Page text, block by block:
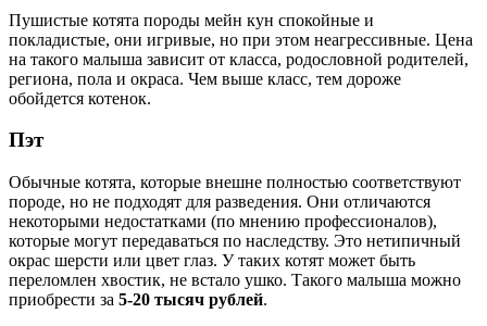
Пушистые котята породы мейн кун спокойные и
покладистые, они игривые, но при этом неагрессивные. Цена
на такого малыша зависит от класса, родословной родителей,
региона, пола и окраса. Чем выше класс, тем дороже
обойдется котенок.
Пэт
Обычные котята, которые внешне полностью соответствуют
породе, но не подходят для разведения. Они отличаются
некоторыми недостатками (по мнению профессионалов),
которые могут передаваться по наследству. Это нетипичный
окрас шерсти или цвет глаз. У таких котят может быть
переломлен хвостик, не встало ушко. Такого малыша можно
приобрести за 5-20 тысяч рублей.